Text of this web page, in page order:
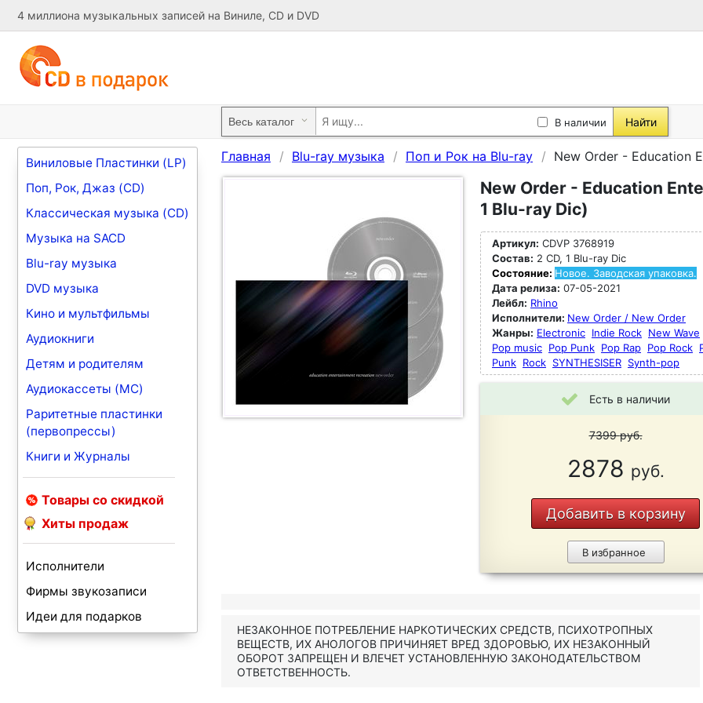
4 миллиона музыкальных записей на Виниле, CD и DVD
В наличии Найти
Виниловые Пластинки (LP)
Поп, Рок, Джаз (CD)
Классическая музыка (CD)
Музыка на SACD
Blu-ray музыка
DVD музыка
Кино и мультфильмы
Аудиокниги
Детям и родителям
Аудиокассеты (MC)
Раритетные пластинки
(первопрессы)
Книги и Журналы
Товары со скидкой
Хиты продаж
Исполнители
Фирмы звукозаписи
Идеи для подарков
Главная Blu-ray музыка Поп и Рок на Blu-ray New Order - Education
New Order - Education
1 Blu-ray Dic)
Артикул: CDVP 3768919
Состав: 2 CD, 1 Blu-ray Dic
Состояние: Новое. Заводская упаковка.
Дата релиза: 07-05-2021
Лейбл: Rhino
Исполнители: New Order / New Order
Жанры: Electronic Indie Rock New Wave
Pop music Pop Punk Pop Rap Pop Rock
Punk Rock SYNTHESISER Synth-pop
Есть в наличии
7399руб.
2878 руб.
Добавить в корзину
В избранное
НЕЗАКОННОЕ ПОТРЕБЛЕНИЕ НАРКОТИЧЕСКИХ СРЕДСТВ, ПСИХОТРОПНЫХ
ВЕЩЕСТВ, ИХ АНОЛОГОВ ПРИЧИНЯЕТ ВРЕД ЗДОРОВЬЮ, ИХ НЕЗАКОННЫЙ
ОБОРОТ ЗАПРЕЩЕН И ВЛЕЧЕТ УСТАНОВЛЕННУЮ ЗАКОНОДАТЕЛЬСТВОМ
ОТВЕТСТВЕННОСТЬ.